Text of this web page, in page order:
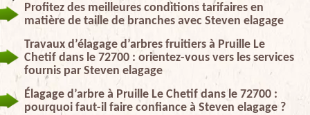
Profitez des meilleures conditions tarifaires en
matière de taille de branches avec Steven elagage
Travaux d’élagage d’arbres fruitiers à Pruille Le
Chetif dans le 72700 : orientez-vous vers les services
fournis par Steven elagage
Élagage d’arbre à Pruille Le Chetif dans le 72700 :
pourquoi faut-il faire confiance à Steven elagage ?